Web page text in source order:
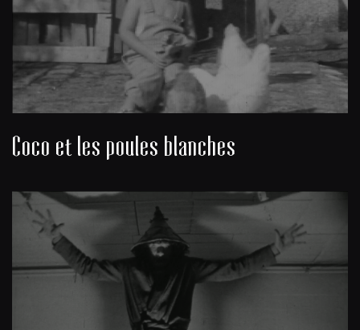
Coco et les poules blanches